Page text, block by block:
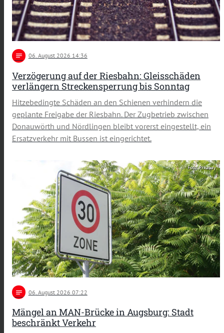
notes 06. August 2026 14:36
Verzögerung auf der Riesbahn: Gleisschäden
verlängern Streckensperrung bis Sonntag
Hitzebedingte Schäden an den Schienen verhindern die
geplante Freigabe der Riesbahn. Der Zugbetrieb zwischen
Donauwörth und Nördlingen bleibt vorerst eingestellt, ein
Ersatzverkehr mit Bussen ist eingerichtet.
Foto: Pixabay
notes 06 . August 2026 07:22
Mängel an MAN-Brücke in Augsburg: Stadt
beschränkt Verkehr